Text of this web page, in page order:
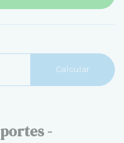
Calcular
-